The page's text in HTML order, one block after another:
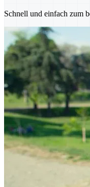
Schnell und einfach zum